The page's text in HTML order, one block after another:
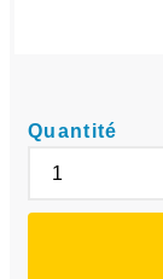
Quantité